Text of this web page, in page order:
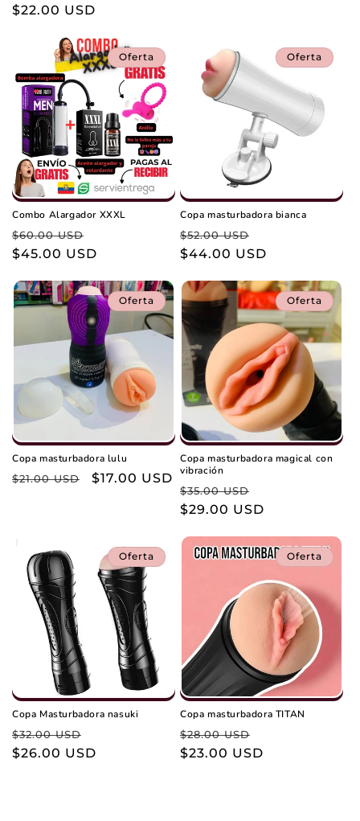
habitual
de
$22.00 USD
Oferta
Combo Alargador XXXL
Precio
habitual
$60.00 USD
de
$45.00 USD
Oferta
Copa masturbadora bianca
Precio
habitual
$52.00 USD
de
$44.00 USD
Oferta
Copa masturbadora lulu
Precio
$21.00 USD
Precio
$17.00 USD
Oferta
Copa masturbadora magical con
vibración
Precio
habitual
$35.00 USD
de
$29.00 USD
Oferta
Copa Masturbadora nasuki
Precio
habitual
$32.00 USD
de
$26.00 USD
Oferta
Copa masturbadora TITAN
Precio
habitual
$28.00 USD
de
$23.00 USD